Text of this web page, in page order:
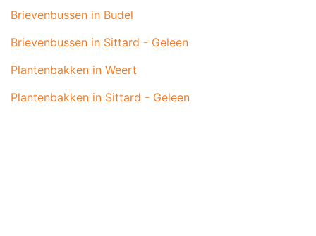
Brievenbussen in Budel
Brievenbussen in Sittard - Geleen
Plantenbakken in Weert
Plantenbakken in Sittard - Geleen